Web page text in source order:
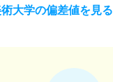
大学の偏差値を見る